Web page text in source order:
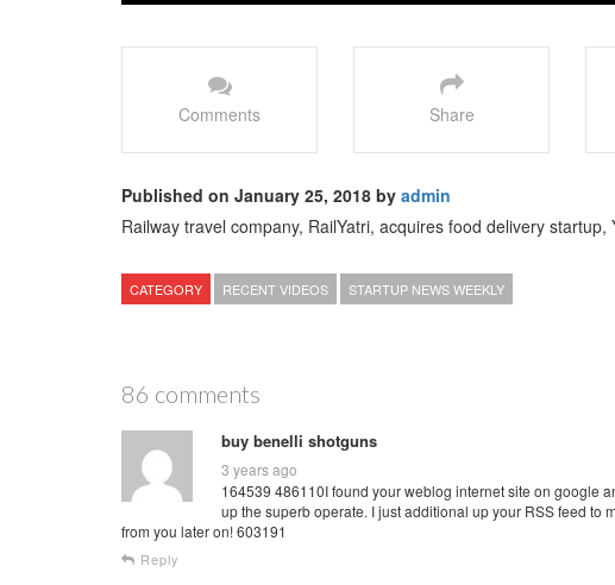
Comments Share
Published on January 25, 2018 by admin
Railway travel company, RailYatri, acquires food delivery
CATEGORY RECENT VIDEOS STARTUP NEWS WEEKLY
86 comments
buy benelli shotguns
3 years ago
164539 486110I found your weblog internet site on google
up the superb operate. I just additional up your RSS feed to
from you later on! 603191
Reply